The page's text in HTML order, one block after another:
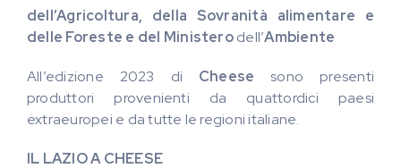
dell’Agricoltura, della Sovranità alimentare e
delle Foreste e del Ministerodell’Ambiente
All’edizione 2023 di Cheesesono presenti
produttori provenienti da quattordici paesi
extraeuropei e da tutte le regioni italiane.
IL LAZIO A CHEESE